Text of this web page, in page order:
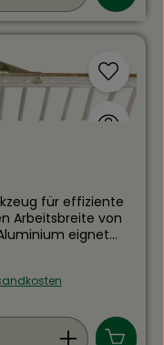
für effiziente
Arbeitsbreite von
eignet
und
von Beeten und
geringes
Das macht die Wert